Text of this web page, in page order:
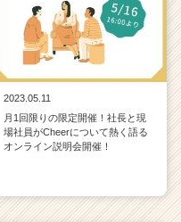
2023.05.11
月1回限りの限定開催！社長と現
場社員がCheerについて熱く語る
オンライン説明会開催！